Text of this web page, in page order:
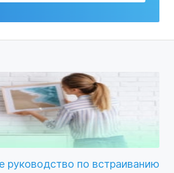
руководство по встраиванию